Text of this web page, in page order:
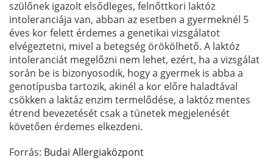
szülőnek igazolt elsődleges, felnőttkori laktóz
intoleranciája van, abban az esetben a gyermeknél 5
éves kor felett érdemes a genetikai vizsgálatot
elvégeztetni, mivel a betegség örökölhető. A laktóz
intoleranciát megelőzni nem lehet, ezért, ha a vizsgálat
során be is bizonyosodik, hogy a gyermek is abba a
genotípusba tartozik, akinél a kor előre haladtával
csökken a laktáz enzim termelődése, a laktóz mentes
étrend bevezetését csak a tünetek megjelenését
követően érdemes elkezdeni.
Forrás: Budai Allergiaközpont